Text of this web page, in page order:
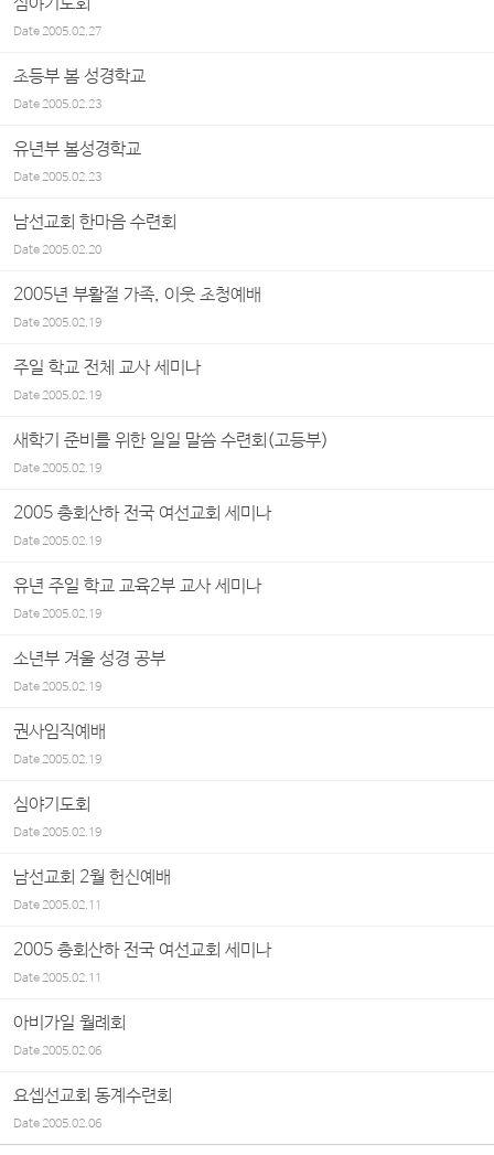
Date2005.02.27
초등부 봄 성경학교
Date2005.02.23
유년부 봄성경학교
Date2005.02.23
남선교회 한마음 수련회
Date2005.02.20
2005년 부활절 가족, 이웃 초청예배
Date2005.02.19
주일 학교 전체 교사 세미나
Date2005.02.19
새학기 준비를 위한 일일 말씀 수련회(고등부)
Date2005.02.19
2005 총회산하 전국 여선교회 세미나
Date2005.02.19
유년 주일 학교 교육2부 교사 세미나
Date2005.02.19
소년부 겨울 성경 공부
Date2005.02.19
권사임직예배
Date2005.02.19
심야기도회
Date2005.02.19
남선교회 2월 헌신예배
Date2005.02.11
2005 총회산하 전국 여선교회 세미나
Date2005.02.11
아비가일 월례회
Date2005.02.06
요셉선교회 동계수련회
Date2005.02.06